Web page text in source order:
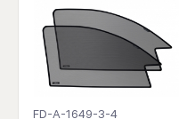
FD-A-1649-3-4